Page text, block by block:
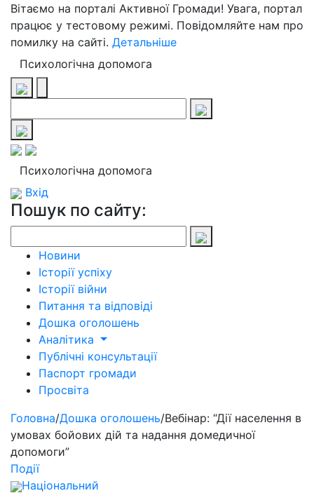
Вітаємо на порталі Активної Громади! Увага, портал
працює у тестовому режимі. Повідомляйте нам про
помилку на сайті. Детальніше
Психологічна допомога
Психологічна допомога
Вхід
Пошук по сайту:
Новини
Історії успіху
Історії війни
Питання та відповіді
Дошка оголошень
Аналітика
Публічні консультації
Паспорт громади
Просвіта
Головна/Дошка оголошень/Вебінар: “Дії населення в
умовах бойових дій та надання домедичної
допомоги”
Події
Національний